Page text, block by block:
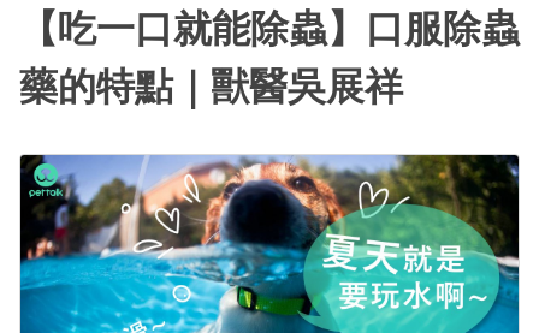
【吃一口就能除蟲】口服除蟲
藥的特點｜獸醫吳展祥